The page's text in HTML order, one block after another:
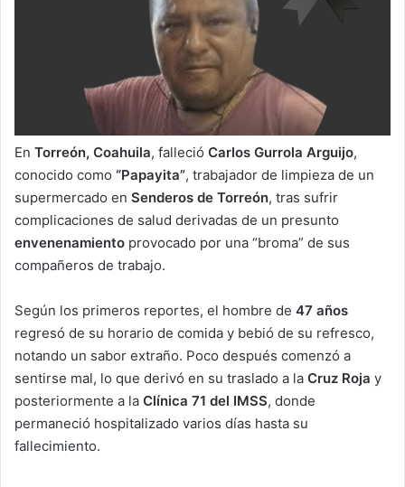
En Torreón, Coahuila, falleció Carlos Gurrola Arguijo,
conocido como “Papayita”, trabajador de limpieza de un
supermercado en Senderos de Torreón, tras sufrir
complicaciones de salud derivadas de un presunto
envenenamiento provocado por una “broma” de sus
compañeros de trabajo.
Según los primeros reportes, el hombre de 47 años
regresó de su horario de comida y bebió de su refresco,
notando un sabor extraño. Poco después comenzó a
sentirse mal, lo que derivó en su traslado a la Cruz Roja y
posteriormente a la Clínica 71 del IMSS, donde
permaneció hospitalizado varios días hasta su
fallecimiento.